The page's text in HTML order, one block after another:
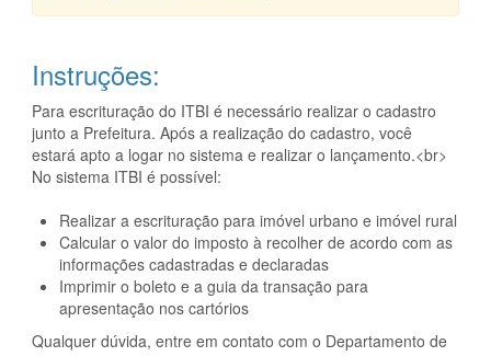
Instruções:
Para escrituração do ITBI é necessário realizar o cadastro
junto a Prefeitura. Após a realização do cadastro, você
estará apto a logar no sistema e realizar o lançamento.<br>
No sistema ITBI é possível:
Realizar a escrituração para imóvel urbano e imóvel rural
Calcular o valor do imposto à recolher de acordo com as
informações cadastradas e declaradas
Imprimir o boleto e a guia da transação para
apresentação nos cartórios
Qualquer dúvida, entre em contato com o Departamento de